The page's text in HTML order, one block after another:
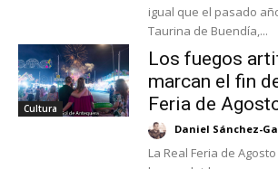
igual que el pasado
Taurina de Buendía,...
Cultura
Los fuegos
marcan el fin
Feria de
Daniel Sánchez-
La Real Feria de